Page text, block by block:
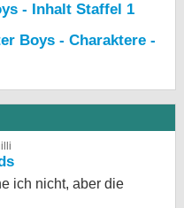
- Inhalt Staffel 1
Boys - Charaktere -
ich nicht, aber die